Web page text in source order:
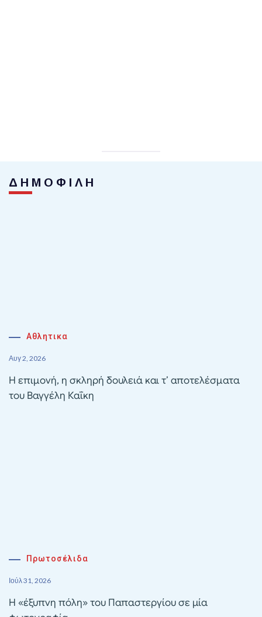
ΔΗΜΟΦΙΛΗ
Αθλητικα
Αυγ 2, 2026
Η επιμονή, η σκληρή δουλειά και τ’ αποτελέσματα
του Βαγγέλη Καΐκη
Πρωτοσέλιδα
Ιούλ 31, 2026
Η «έξυπνη πόλη» του Παπαστεργίου σε μία